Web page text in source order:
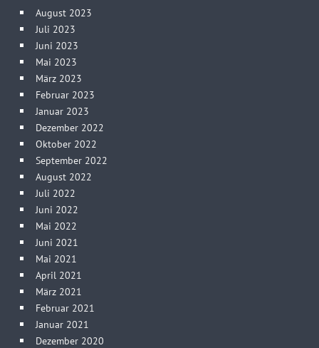
August 2023
Juli 2023
Juni 2023
Mai 2023
März 2023
Februar 2023
Januar 2023
Dezember 2022
Oktober 2022
September 2022
August 2022
Juli 2022
Juni 2022
Mai 2022
Juni 2021
Mai 2021
April 2021
März 2021
Februar 2021
Januar 2021
Dezember 2020